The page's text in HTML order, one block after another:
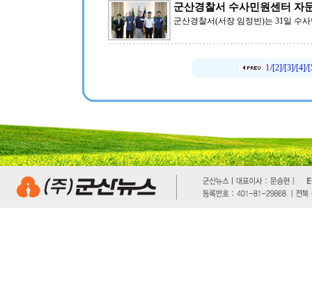
군산경찰서 수사민원센터 자
군산경찰서(서장 임정빈)는 31일 수
1/[2]/[3]/[4]/